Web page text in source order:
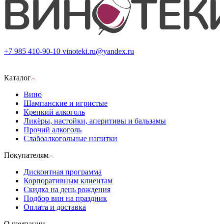
+7 985 410-90-10 vinoteki.ru@yandex.ru
Каталог
Вино
Шампанские и игристые
Крепкий алкоголь
Ликёры, настойки, аперитивы и бальзамы
Прочий алкоголь
Слабоалкогольные напитки
Покупателям
Дисконтная программа
Корпоративным клиентам
Скидка на день рождения
Подбор вин на праздник
Оплата и доставка